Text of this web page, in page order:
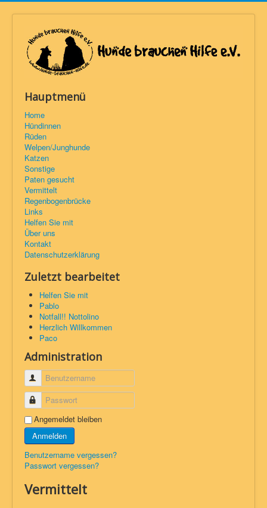
Hauptmenü
Home
Hündinnen
Rüden
Welpen/Junghunde
Katzen
Sonstige
Paten gesucht
Vermittelt
Regenbogenbrücke
Links
Helfen Sie mit
Über uns
Kontakt
Datenschutzerklärung
Zuletzt bearbeitet
Helfen Sie mit
Pablo
Notfall!! Nottolino
Herzlich Willkommen
Paco
Administration
Benutzername
Passwort
Angemeldet bleiben
Anmelden
Benutzername vergessen?
Passwort vergessen?
Vermittelt